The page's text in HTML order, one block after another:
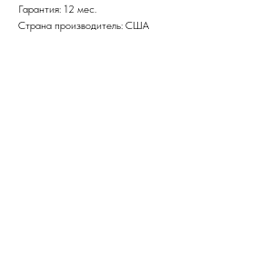
Гарантия: 12 мес.
Страна производитель: США